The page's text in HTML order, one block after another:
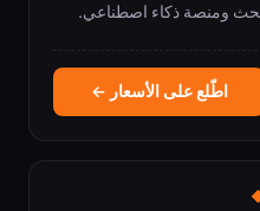
اطّلع على الأسعار ←